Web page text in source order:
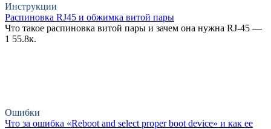
Инструкции
Распиновка RJ45 и обжимка витой пары
Что такое распиновка витой пары и зачем она нужна RJ-45 —
1 55.8к.
Ошибки
Что за ошибка «Reboot and select proper boot device» и как ее